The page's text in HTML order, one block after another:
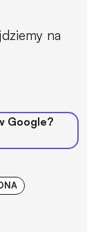
na
Google?